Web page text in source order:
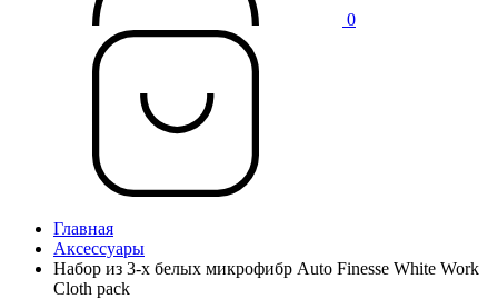
0
Главная
Аксессуары
Набор из 3-х белых микрофибр Auto Finesse White Work
Cloth pack